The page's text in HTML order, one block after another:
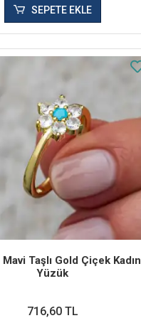
SEPETE EKLE
Taşlı Gold Çiçek Kadın
Yüzük
716,60 TL